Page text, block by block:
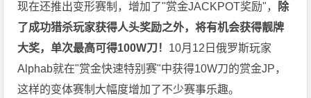
现在还推出变形赛制，增加了"赏金JACKPOT奖励"，
除
了成功猎杀玩家获得人头奖励之外，将有机会获得靓牌
大奖，单次最高可得100W刀！ 10月12日俄罗斯玩家
Alphab就在"赏金快速特别赛"中获得10W刀的赏金JP，
这样的变体赛制大幅度增加了不少赛事乐趣。